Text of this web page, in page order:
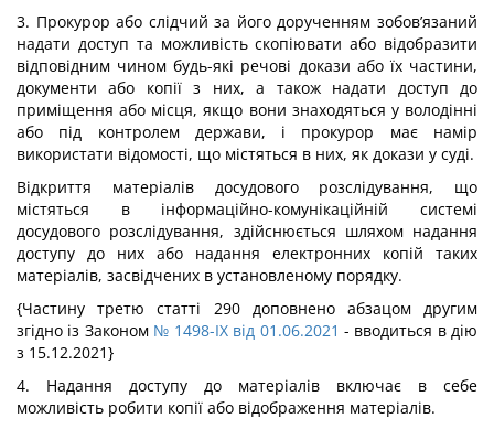
3. Прокурор або слідчий за його дорученням зобов’язаний
надати доступ та можливість скопіювати або відобразити
відповідним чином будь-які речові докази або їх частини,
документи або копії з них, а також надати доступ до
приміщення або місця, якщо вони знаходяться у володінні
або під контролем держави, і прокурор має намір
використати відомості, що містяться в них, як докази у суді.
Відкриття матеріалів досудового розслідування, що
містяться в інформаційно-комунікаційній системі
досудового розслідування, здійснюється шляхом надання
доступу до них або надання електронних копій таких
матеріалів, засвідчених в установленому порядку.
{Частину третю статті 290 доповнено абзацом другим
згідно із Законом № 1498-IX від 01.06.2021 - вводиться в дію
з 15.12.2021}
4. Надання доступу до матеріалів включає в себе
можливість робити копії або відображення матеріалів.